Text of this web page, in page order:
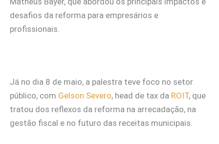
desafios da reforma para empresários e
profissionais.
Já no dia 8 de maio, a palestra teve foco no setor
público, com Gelson Severo, head de tax da ROIT, que
tratou dos reflexos da reforma na arrecadação, na
gestão fiscal e no futuro das receitas municipais.